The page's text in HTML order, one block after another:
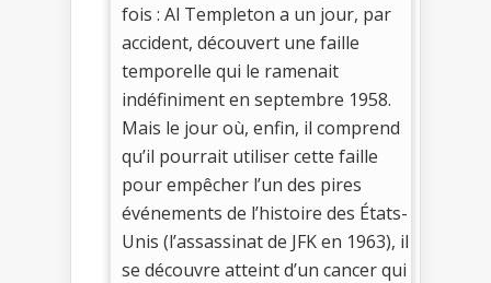
fois : Al Templeton a un jour, par
accident, découvert une faille
temporelle qui le ramenait
indéfiniment en septembre 1958.
Mais le jour où, enfin, il comprend
qu’il pourrait utiliser cette faille
pour empêcher l’un des pires
événements de l’histoire des États-
Unis (l’assassinat de JFK en 1963), il
se découvre atteint d’un cancer qui